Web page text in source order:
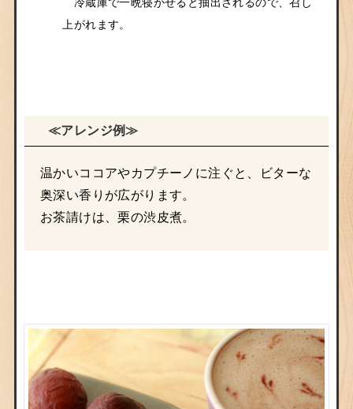
上がれます。
≪アレンジ例≫
温かいココアやカプチーノに注ぐと、ビターな
奥深い香りが広がります。
お茶請けは、栗の渋皮煮。